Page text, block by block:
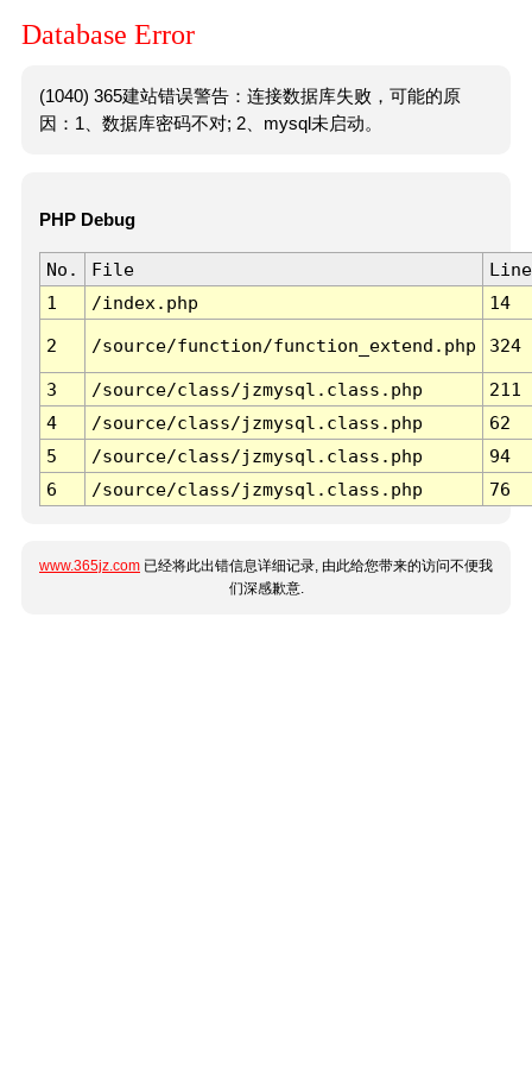
Database Error
(1040) 365建站错误警告：连接数据库失败，可能的原
因：1、数据库密码不对; 2、mysql未启动。
PHP Debug
No. File
Line
1
/index.php 14
2 /source/function/function_extend.php 324
3 /source/class/jzmysql.class.php
211
4
/source/class/jzmysql.class.php
62
5
/source/class/jzmysql.class.php
94
6
/source/class/jzmysql.class.php 76
www.365jz.com 已经将此出错信息详细记录, 由此给您带来的访问不便我
们深感歉意.